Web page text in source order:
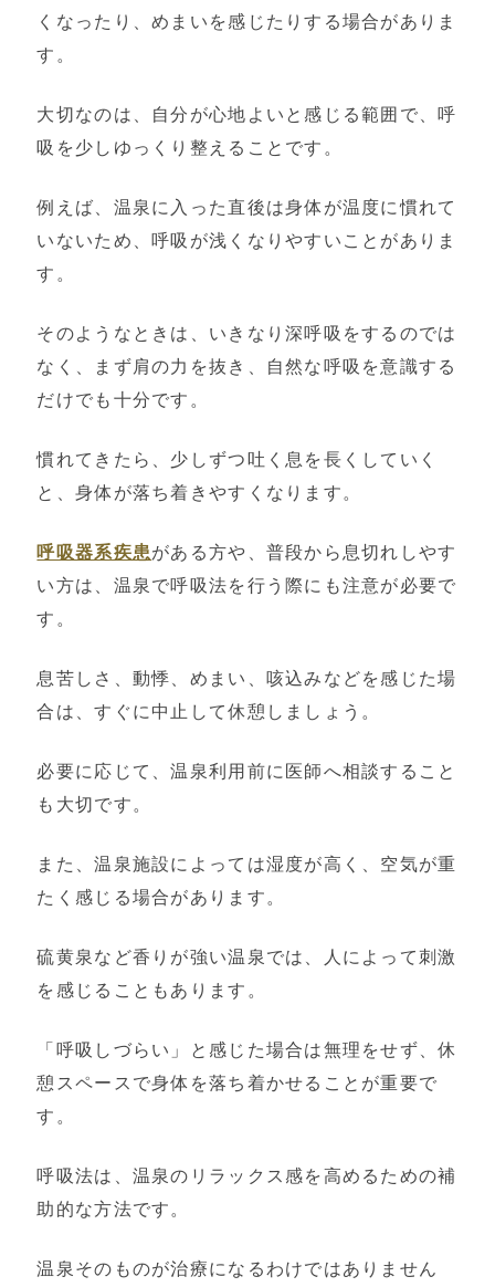
くなったり、めまいを感じたりする場合がありま
す。
大切なのは、自分が心地よいと感じる範囲で、呼
吸を少しゆっくり整えることです。
例えば、温泉に入った直後は身体が温度に慣れて
いないため、呼吸が浅くなりやすいことがありま
す。
そのようなときは、いきなり深呼吸をするのでは
なく、まず肩の力を抜き、自然な呼吸を意識する
だけでも十分です。
慣れてきたら、少しずつ吐く息を長くしていく
と、身体が落ち着きやすくなります。
呼吸器系疾患がある方や、普段から息切れしやす
い方は、温泉で呼吸法を行う際にも注意が必要で
す。
息苦しさ、動悸、めまい、咳込みなどを感じた場
合は、すぐに中止して休憩しましょう。
必要に応じて、温泉利用前に医師へ相談すること
も大切です。
また、温泉施設によっては湿度が高く、空気が重
たく感じる場合があります。
硫黄泉など香りが強い温泉では、人によって刺激
を感じることもあります。
「呼吸しづらい」と感じた場合は無理をせず、休
憩スペースで身体を落ち着かせることが重要で
す。
呼吸法は、温泉のリラックス感を高めるための補
助的な方法です。
温泉そのものが治療になるわけではありません